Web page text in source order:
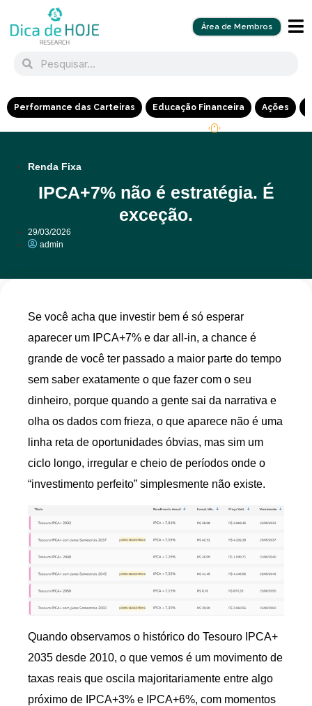
Área de Membros
Performance das Carteiras Educação Financeira Ações
Renda Fixa
IPCA+7% não é estratégia. É
exceção.
29/03/2026
admin
Se você acha que investir bem é só esperar
aparecer um IPCA+7% e dar all-in, a chance é
grande de você ter passado a maior parte do tempo
sem saber exatamente o que fazer com o seu
dinheiro, porque quando a gente sai da narrativa e
olha os dados com frieza, o que aparece não é uma
linha reta de oportunidades óbvias, mas sim um
ciclo longo, irregular e cheio de períodos onde o
“investimento perfeito” simplesmente não existe.
Quando observamos o histórico do Tesouro IPCA+
2035 desde 2010, o que vemos é um movimento de
taxas reais que oscila majoritariamente entre algo
próximo de IPCA+3% e IPCA+6%, com momentos